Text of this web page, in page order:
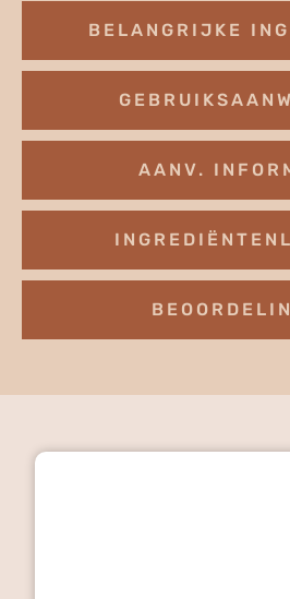
BELANGRIJKE
AANV.